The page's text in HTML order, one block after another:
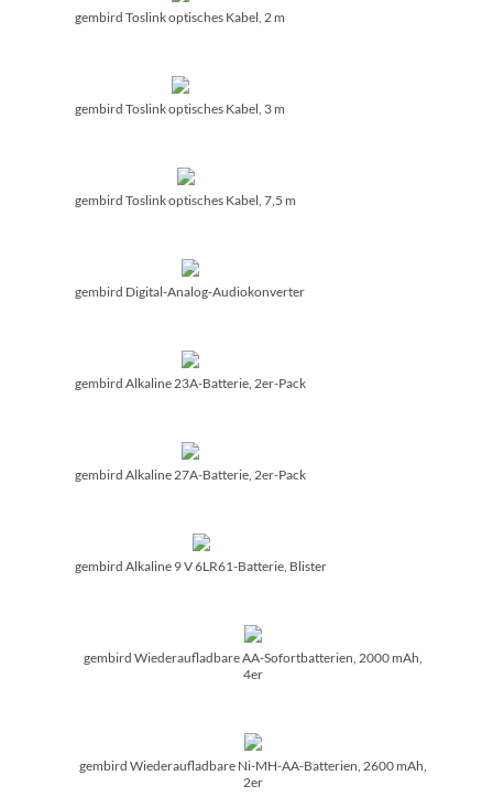
gembird Toslink optisches Kabel, 2 m
gembird Toslink optisches Kabel, 3 m
gembird Toslink optisches Kabel, 7,5 m
gembird Digital-Analog-Audiokonverter
gembird Alkaline 23A-Batterie, 2er-Pack
gembird Alkaline 27A-Batterie, 2er-Pack
gembird Alkaline 9 V 6LR61-Batterie, Blister
gembird Wiederaufladbare AA-Sofortbatterien, 2000 mAh,
4er
gembird Wiederaufladbare Ni-MH-AA-Batterien, 2600 mAh,
2er